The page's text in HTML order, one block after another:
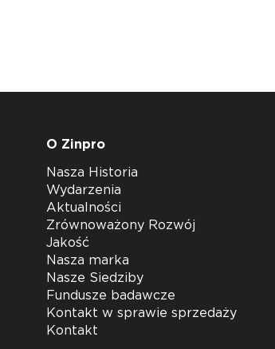
O Zinpro
Nasza Historia
Wydarzenia
Aktualności
Zrównoważony Rozwój
Jakość
Nasza marka
Nasze Siedziby
Fundusze badawcze
Kontakt w sprawie sprzedaży
Kontakt